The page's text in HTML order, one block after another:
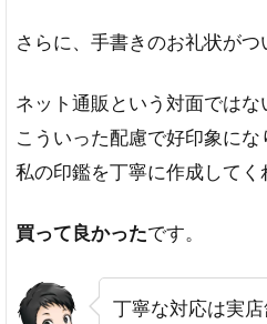
さらに、手書きのお礼状がつ
ネット通販という対面ではな
こういった配慮で好印象にな
私の印鑑を丁寧に作成してく
買って良かったです。
丁寧な対応は実